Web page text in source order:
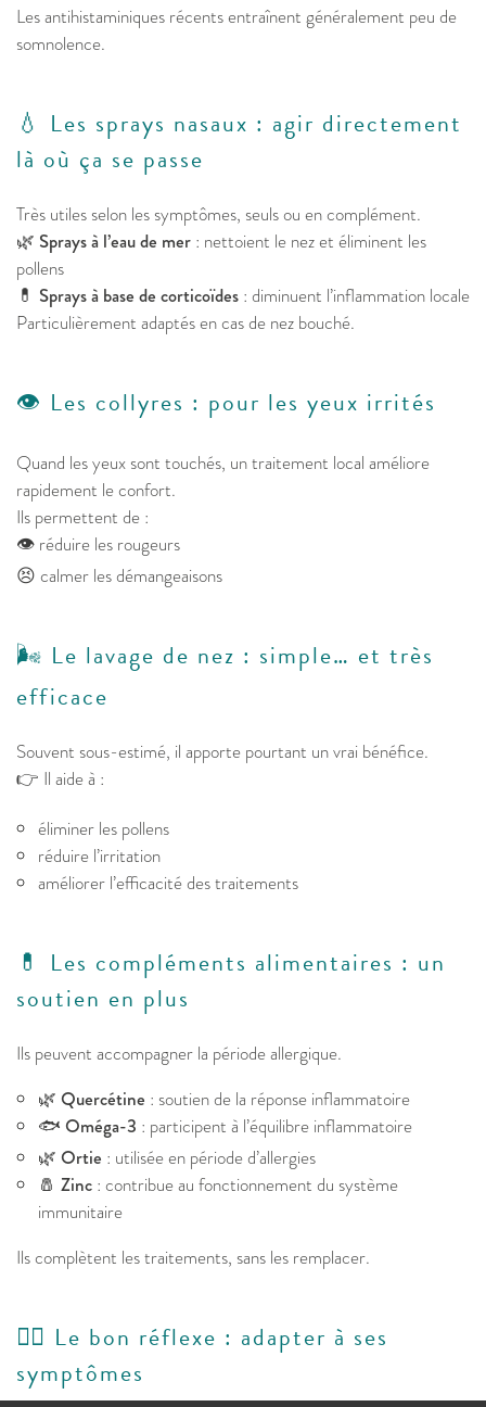
Les antihistaminiques récents entraînent généralement peu de
somnolence.
💧 Les sprays nasaux : agir directement
là où ça se passe
Très utiles selon les symptômes, seuls ou en complément.
🌿 Sprays à l’eau de mer : nettoient le nez et éliminent les
pollens
💊 Sprays à base de corticoïdes : diminuent l’inflammation locale
Particulièrement adaptés en cas de nez bouché.
👁️ Les collyres : pour les yeux irrités
Quand les yeux sont touchés, un traitement local améliore
rapidement le confort.
Ils permettent de :
👁️ réduire les rougeurs
😣 calmer les démangeaisons
🌬️ Le lavage de nez : simple… et très
efficace
Souvent sous-estimé, il apporte pourtant un vrai bénéfice.
👉 Il aide à :
éliminer les pollens
réduire l’irritation
améliorer l’efficacité des traitements
💊 Les compléments alimentaires : un
soutien en plus
Ils peuvent accompagner la période allergique.
🌿 Quercétine : soutien de la réponse inflammatoire
🐟 Oméga-3 : participent à l’équilibre inflammatoire
🌿 Ortie : utilisée en période d’allergies
🧂 Zinc : contribue au fonctionnement du système
immunitaire
Ils complètent les traitements, sans les remplacer.
👩‍⚕️ Le bon réflexe : adapter à ses
symptômes